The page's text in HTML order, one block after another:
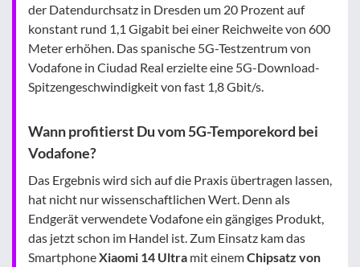
der Datendurchsatz in Dresden um 20 Prozent auf
konstant rund 1,1 Gigabit bei einer Reichweite von 600
Meter erhöhen. Das spanische 5G-Testzentrum von
Vodafone in Ciudad Real erzielte eine 5G-Download-
Spitzengeschwindigkeit von fast 1,8 Gbit/s.
Wann profitierst Du vom 5G-Temporekord bei
Vodafone?
Das Ergebnis wird sich auf die Praxis übertragen lassen,
hat nicht nur wissenschaftlichen Wert. Denn als
Endgerät verwendete Vodafone ein gängiges Produkt,
das jetzt schon im Handel ist. Zum Einsatz kam das
SmartphoneXiaomi 14 Ultra mit einemChipsatz von